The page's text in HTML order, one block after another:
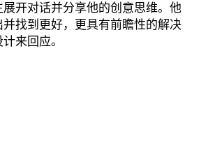
开对话并分享他的创意思维。他
并找到更好，更具有前瞻性的解决
来回应。